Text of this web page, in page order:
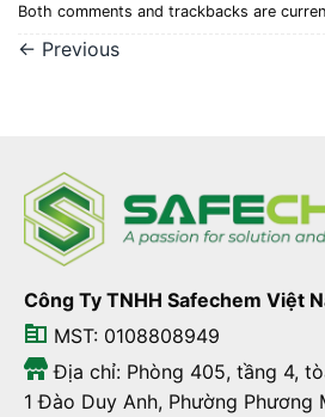
Both comments and trackbacks are
← Previous
Công Ty TNHH Safechem Việt
MST: 0108808949
Địa chỉ: Phòng 405, tầng 4,
1 Đào Duy Anh, Phường Phương